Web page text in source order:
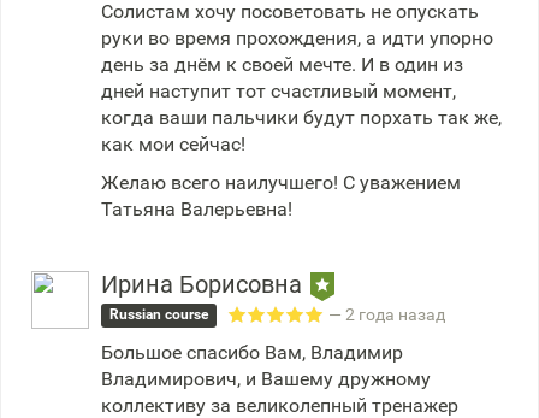
Солистам хочу посоветовать не опускать
руки во время прохождения, а идти упорно
день за днём к своей мечте. И в один из
дней наступит тот счастливый момент,
когда ваши пальчики будут порхать так же,
как мои сейчас!
Желаю всего наилучшего! С уважением
Татьяна Валерьевна!
Ирина Борисовна
Russian course — 2 года назад
Большое спасибо Вам, Владимир
Владимирович, и Вашему дружному
коллективу за великолепный тренажер